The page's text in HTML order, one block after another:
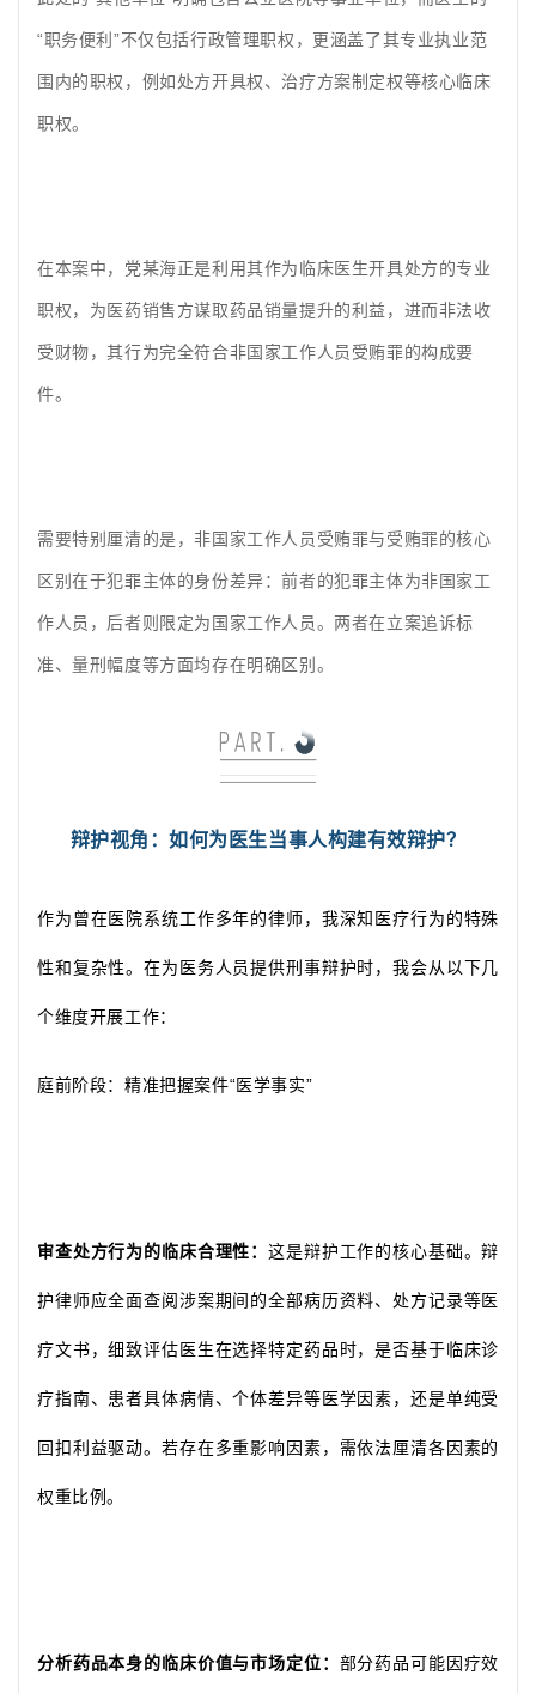
“职务便利”不仅包括行政管理职权，更涵盖了其专业执业范
围内的职权，例如处方开具权、治疗方案制定权等核心临床
职权。
在本案中，党某海正是利用其作为临床医生开具处方的专业
职权，为医药销售方谋取药品销量提升的利益，进而非法收
受财物，其行为完全符合非国家工作人员受贿罪的构成要
件。
需要特别厘清的是，非国家工作人员受贿罪与受贿罪的核心
区别在于犯罪主体的身份差异：前者的犯罪主体为非国家工
作人员，后者则限定为国家工作人员。两者在立案追诉标
准、量刑幅度等方面均存在明确区别。
辩护视角：如何为医生当事人构建有效辩护？
作为曾在医院系统工作多年的律师，我深知医疗行为的特殊
性和复杂性。在为医务人员提供刑事辩护时，我会从以下几
个维度开展工作：
庭前阶段：精准把握案件“医学事实”
审查处方行为的临床合理性：这是辩护工作的核心基础。辩
护律师应全面查阅涉案期间的全部病历资料、处方记录等医
疗文书，细致评估医生在选择特定药品时，是否基于临床诊
疗指南、患者具体病情、个体差异等医学因素，还是单纯受
回扣利益驱动。若存在多重影响因素，需依法厘清各因素的
权重比例。
分析药品本身的临床价值与市场定位： 部分药品可能因疗效